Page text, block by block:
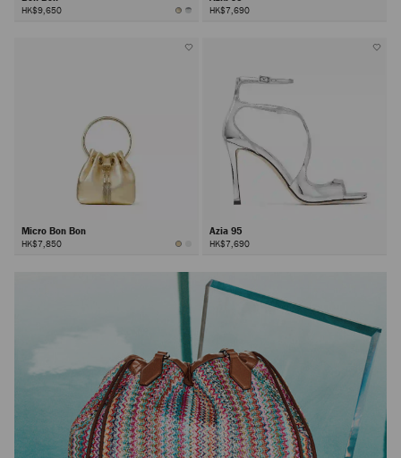
HK$9,650 HK$7,690
Micro Bon Bon
HK$7,850
Azia 95
HK$7,690